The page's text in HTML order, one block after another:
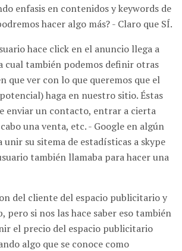
enfasis en contenidos y keywords de
hacer algo más? - Claro que SÍ.
hace click en el anuncio llega a
cual también podemos definir otras
que ver con lo que queremos que el
haga en nuestro sitio. Éstas
enviar un contacto, entrar a cierta
una venta, etc. - Google en algún
su sitema de estadísticas a skype
también llamaba para hacer una
del cliente del espacio publicitario y
pero si nos las hace saber eso también
el precio del espacio publicitario
algo que se conoce como